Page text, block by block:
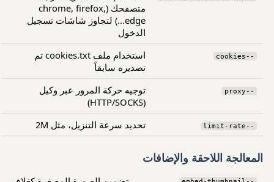
متصفحك (chrome, firefox,
edge...) لتجاوز شاشات تسجيل
الدخول
--cookies
استخدام ملف cookies.txt تم
تصديره سابقاً
--proxy
توجيه حركة المرور عبر وكيل
(HTTP/SOCKS)
--limit-rate تحديد سرعة التنزيل، مثل 2M
المعالجة اللاحقة والإضافات